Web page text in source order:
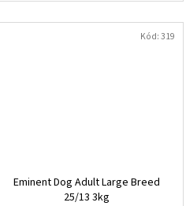
Eminent Dog Adult Large Breed
25/13 3kg
Kód:319